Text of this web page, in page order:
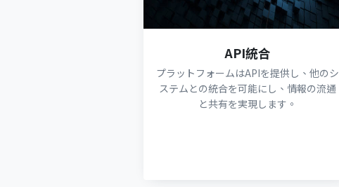
API統合
プラットフォームはAPIを提供し、他のシ
ステムとの統合を可能にし、情報の流通
と共有を実現します。